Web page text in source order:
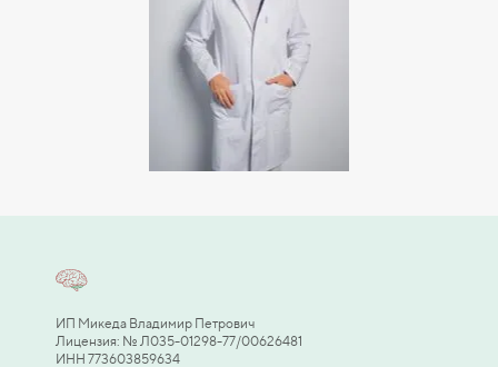
ИП Микеда Владимир Петрович
Лицензия: № Л035-01298-77/00626481
ИНН 773603859634